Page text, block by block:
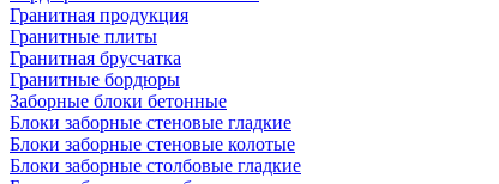
Гранитная продукция
Гранитные плиты
Гранитная брусчатка
Гранитные бордюры
Заборные блоки бетонные
Блоки заборные стеновые гладкие
Блоки заборные стеновые колотые
Блоки заборные столбовые гладкие